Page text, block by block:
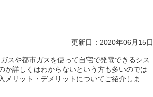
更新日：2020年06月15日
ガスや都市ガスを使って自宅で発電できるシス
か詳しくはわからないという方も多いのでは
リット・デメリットについてご紹介しま